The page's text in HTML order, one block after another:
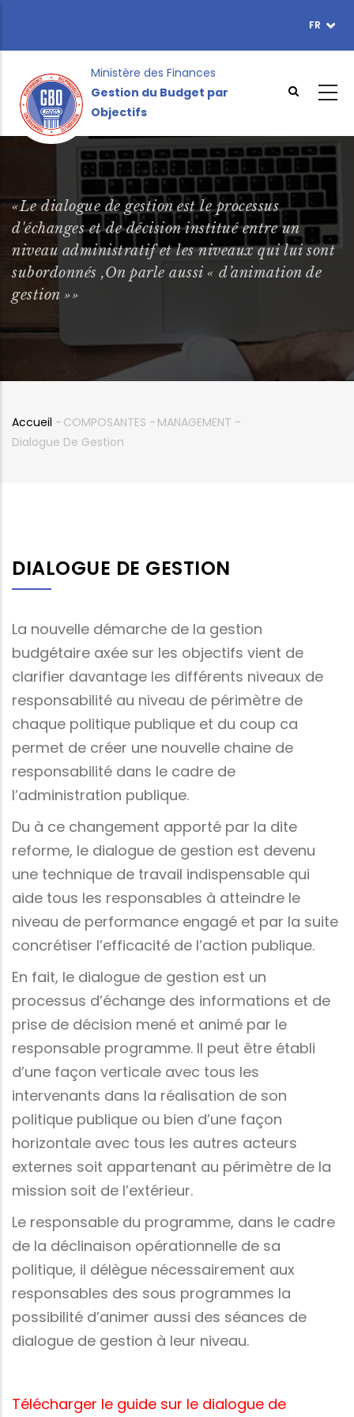
contenu
FR
Ministère des Finances
Gestion du Budget par
Objectifs
«Le dialogue de gestion est le processus
d'échanges et de décision institué entre un
niveau administratif et les niveaux qui lui sont
subordonnés ,On parle aussi « d’animation de
gestion »»
Fil
Accueil - COMPOSANTES - MANAGEMENT -
Dialogue De Gestion
DIALOGUE DE GESTION
La nouvelle démarche de la gestion
budgétaire axée sur les objectifs vient de
clarifier davantage les différents niveaux de
responsabilité au niveau de périmètre de
chaque politique publique et du coup ca
permet de créer une nouvelle chaine de
responsabilité dans le cadre de
l’administration publique.
Du à ce changement apporté par la dite
reforme, le dialogue de gestion est devenu
une technique de travail indispensable qui
aide tous les responsables à atteindre le
niveau de performance engagé et par la suite
concrétiser l’efficacité de l’action publique.
En fait, le dialogue de gestion est un
processus d’échange des informations et de
prise de décision mené et animé par le
responsable programme. Il peut être établi
d’une façon verticale avec tous les
intervenants dans la réalisation de son
politique publique ou bien d’une façon
horizontale avec tous les autres acteurs
externes soit appartenant au périmètre de la
mission soit de l’extérieur.
Le responsable du programme, dans le cadre
de la déclinaison opérationnelle de sa
politique, il délègue nécessairement aux
responsables des sous programmes la
possibilité d’animer aussi des séances de
dialogue de gestion à leur niveau.
Télécharger le guide sur le dialogue de